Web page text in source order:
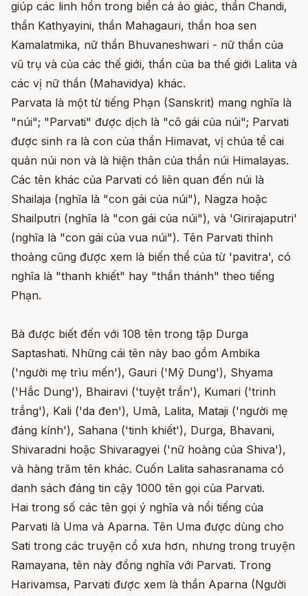
giúp các linh hồn trong biển cả ảo giác, thần Chandi,
thần Kathyayini, thần Mahagauri, thần hoa sen
Kamalatmika, nữ thần Bhuvaneshwari - nữ thần của
vũ trụ và của các thế giới, thần của ba thế giới Lalita và
các vị nữ thần (Mahavidya) khác.
Parvata là một từ tiếng Phạn (Sanskrit) mang nghĩa là
"núi"; "Parvati" được dịch là "cô gái của núi"; Parvati
được sinh ra là con của thần Himavat, vị chúa tể cai
quản núi non và là hiện thân của thần núi Himalayas.
Các tên khác của Parvati có liên quan đến núi là
Shailaja (nghĩa là "con gái của núi"), Nagza hoặc
Shailputri (nghĩa là "con gái của núi"), và 'Girirajaputri'
(nghĩa là "con gái của vua núi"). Tên Parvati thỉnh
thoảng cũng được xem là biến thể của từ 'pavitra', có
nghĩa là "thanh khiết" hay "thần thánh" theo tiếng
Phạn.
Bà được biết đến với 108 tên trong tập Durga
Saptashati. Những cái tên này bao gồm Ambika
('người mẹ trìu mến'), Gauri ('Mỹ Dung'), Shyama
('Hắc Dung'), Bhairavi ('tuyệt trần'), Kumari ('trinh
trắng'), Kali ('da đen'), Umā, Lalita, Mataji ('người mẹ
đáng kính'), Sahana ('tinh khiết'), Durga, Bhavani,
Shivaradni hoặc Shivaragyei ('nữ hoàng của Shiva'),
và hàng trăm tên khác. Cuốn Lalita sahasranama có
danh sách đáng tin cậy 1000 tên gọi của Parvati.
Hai trong số các tên gọi ý nghĩa và nổi tiếng của
Parvati là Uma và Aparna. Tên Uma được dùng cho
Sati trong các truyện cổ xưa hơn, nhưng trong truyện
Ramayana, tên này đồng nghĩa với Parvati. Trong
Harivamsa, Parvati được xem là thần Aparna (Người